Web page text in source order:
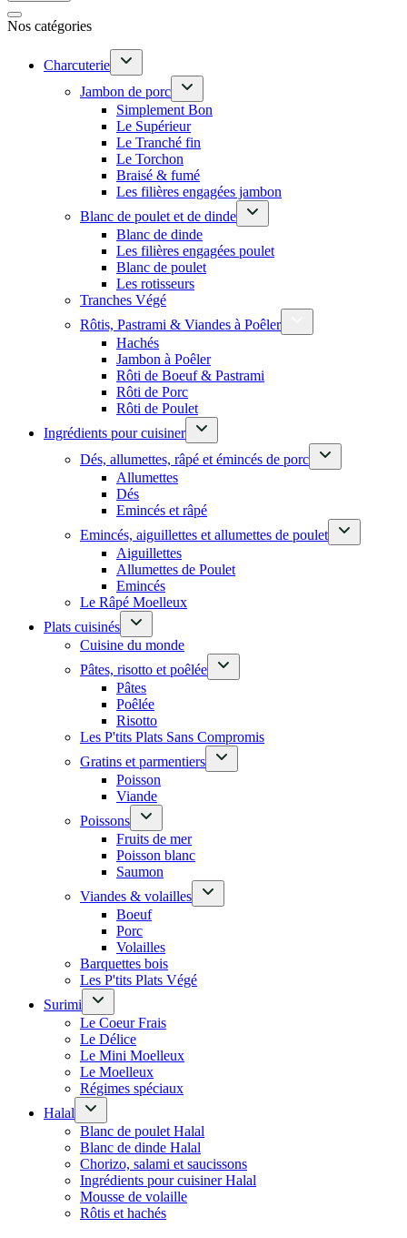
Nos catégories
Charcuterie
Jambon de porc
Simplement Bon
Le Supérieur
Le Tranché fin
Le Torchon
Braisé & fumé
Les filières engagées jambon
Blanc de poulet et de dinde
Blanc de dinde
Les filières engagées poulet
Blanc de poulet
Les rotisseurs
Tranches Végé
Rôtis, Pastrami & Viandes à Poêler
Hachés
Jambon à Poêler
Rôti de Boeuf & Pastrami
Rôti de Porc
Rôti de Poulet
Ingrédients pour cuisiner
Dés, allumettes, râpé et émincés de porc
Allumettes
Dés
Emincés et râpé
Emincés, aiguillettes et allumettes de poulet
Aiguillettes
Allumettes de Poulet
Emincés
Le Râpé Moelleux
Plats cuisinés
Cuisine du monde
Pâtes, risotto et poêlée
Pâtes
Poêlée
Risotto
Les P'tits Plats Sans Compromis
Gratins et parmentiers
Poisson
Viande
Poissons
Fruits de mer
Poisson blanc
Saumon
Viandes & volailles
Boeuf
Porc
Volailles
Barquettes bois
Les P'tits Plats Végé
Surimi
Le Coeur Frais
Le Délice
Le Mini Moelleux
Le Moelleux
Régimes spéciaux
Halal
Blanc de poulet Halal
Blanc de dinde Halal
Chorizo, salami et saucissons
Ingrédients pour cuisiner Halal
Mousse de volaille
Rôtis et hachés